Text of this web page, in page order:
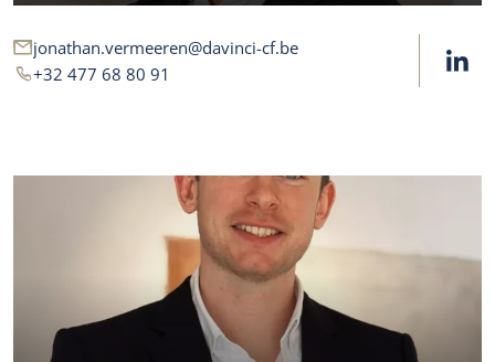
jonathan.vermeeren@davinci-cf.be
+32 477 68 80 91